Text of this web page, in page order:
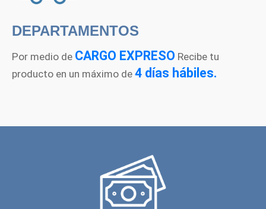
DEPARTAMENTOS
Por medio de CARGO EXPRESO Recibe tu
producto en un máximo de 4 días hábiles.